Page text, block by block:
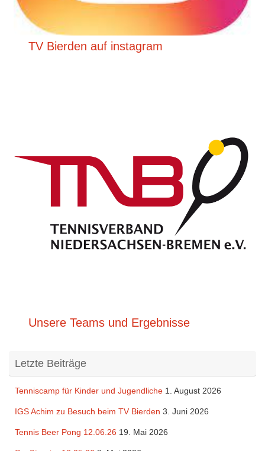
TV Bierden auf instagram
Unsere Teams und Ergebnisse
Letzte Beiträge
Tenniscamp für Kinder und Jugendliche 1. August 2026
IGS Achim zu Besuch beim TV Bierden 3. Juni 2026
Tennis Beer Pong 12.06.26 19. Mai 2026